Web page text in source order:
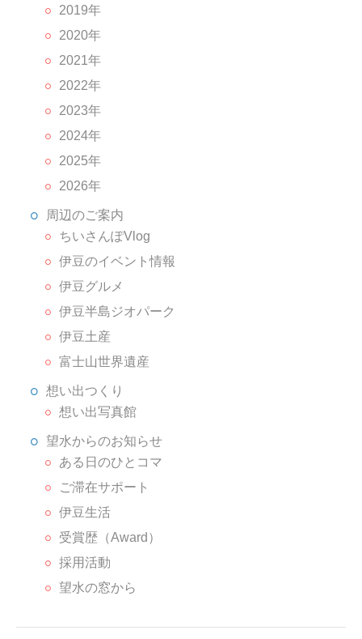
2019年
2020年
2021年
2022年
2023年
2024年
2025年
2026年
周辺のご案内
ちいさんぽVlog
伊豆のイベント情報
伊豆グルメ
伊豆半島ジオパーク
伊豆土産
富士山世界遺産
想い出つくり
想い出写真館
望水からのお知らせ
ある日のひとコマ
ご滞在サポート
伊豆生活
受賞歴（Award）
採用活動
望水の窓から